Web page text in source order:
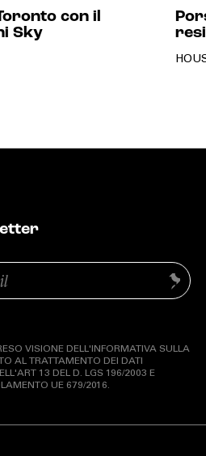
con il
Sky
VISIONE DELL'INFORMATIVA SULLA
AL TRATTAMENTO DEI DATI
13 DEL D. LGS 196/2003 E
UE 679/2016.
Invia